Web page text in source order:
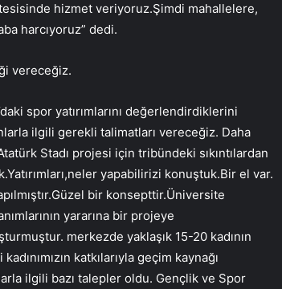
hizmet veriyoruz.Şimdi mahallelere,
harcıyoruz” dedi.
vereceğiz.
spor yatırımlarını değerlendirdiklerini
ilgili gerekli talimatları vereceğiz. Daha
Stadı projesi için tribündeki sıkıntılardan
yapabilirizi konuştuk.Bir el var.
bir konsepttir.Üniversite
yararına bir projeye
merkezde yaklaşık 15-20 kadının
katkılarıyla geçim kaynağı
ilgili bazı talepler oldu. Gençlik ve Spor